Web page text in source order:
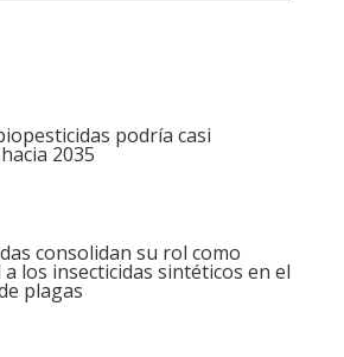
podría casi
2035
consolidan su rol como
los insecticidas sintéticos en el
plagas